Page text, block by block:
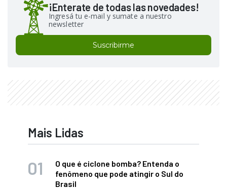
¡Enterate de todas las novedades!
Ingresá tu e-mail y sumate a nuestro
newsletter
Suscribirme
Mais Lidas
O que é ciclone bomba? Entenda o
fenômeno que pode atingir o Sul do
Brasil